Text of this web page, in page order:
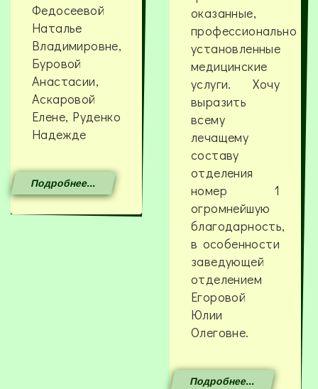
Федосеевой
Наталье
Владимировне,
Буровой
Анастасии,
Аскаровой
Елене, Руденко
Надежде
Подробнее...
оказанные,
профессионально
установленные
медицинские
услуги. Хочу
выразить
всему
лечащему
составу
отделения
номер 1
огромнейшую
благодарность,
в особенности
заведующей
отделением
Егоровой
Юлии
Олеговне.
Подробнее...